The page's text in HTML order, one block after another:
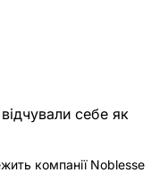
себе як
компанії Noblesse